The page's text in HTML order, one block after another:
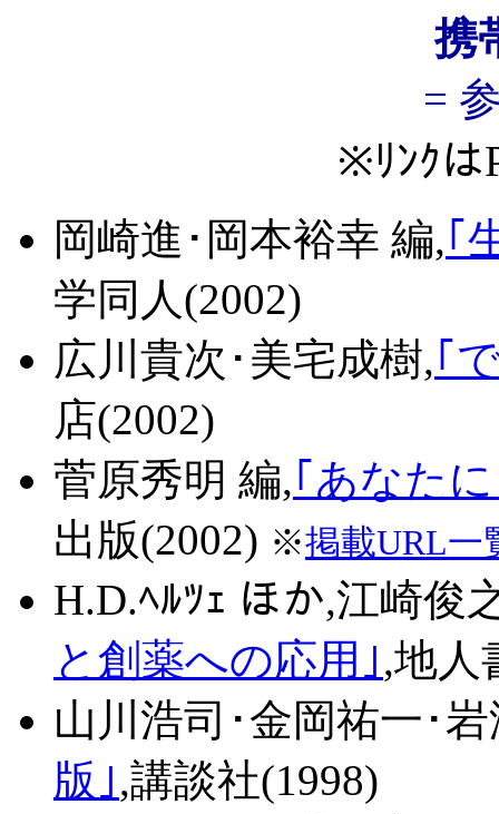
携
=
※ﾘﾝｸは
岡崎進･岡本裕幸 編,｢
学同人(2002)
広川貴次･美宅成樹,｢
店(2002)
菅原秀明 編,｢あなた
出版(2002) ※掲載URL一
H.D.ﾍﾙﾂｪ ほか,江崎俊
と創薬への応用｣,地人
山川浩司･金岡祐一･
版｣,講談社(1998)